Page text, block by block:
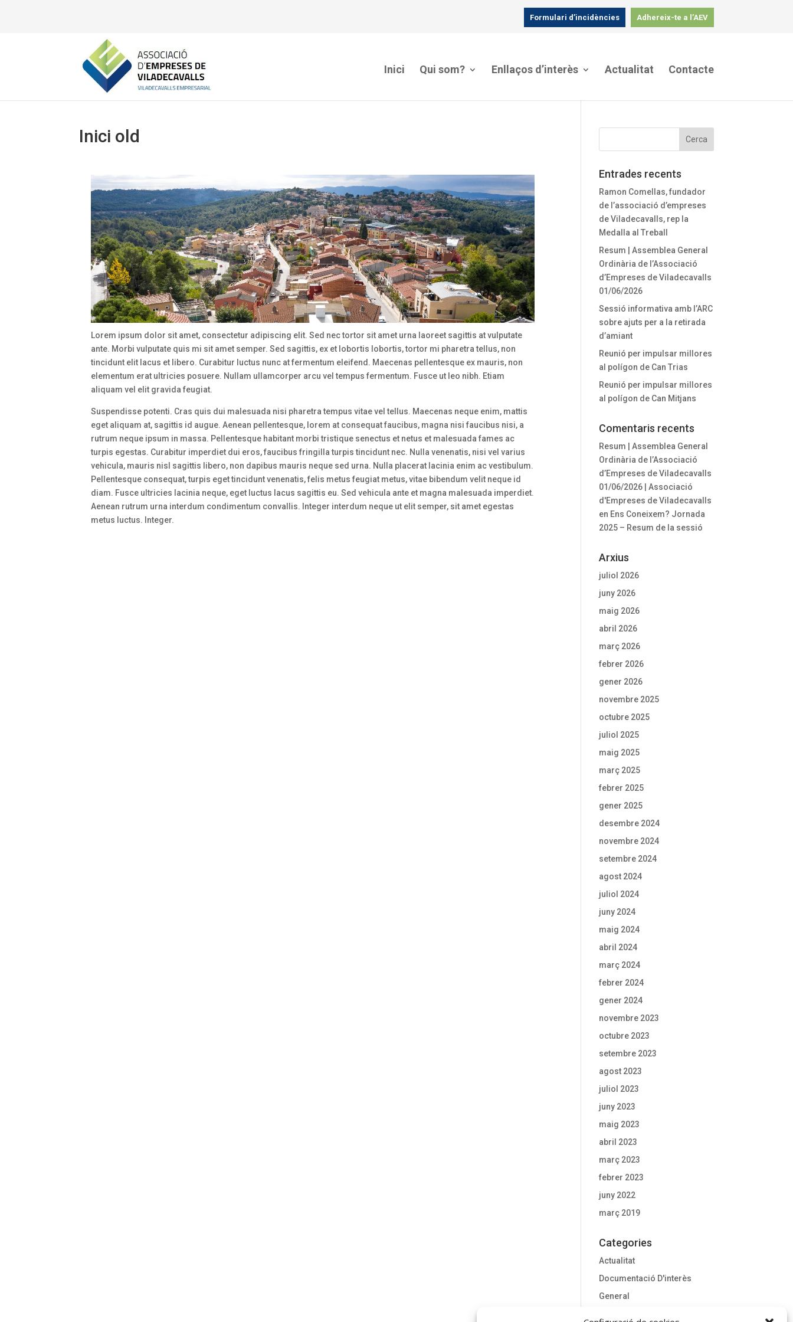
Formulari d’incidències Adhereix-te a l’AEV
Inici Qui som? Enllaços d’interès Actualitat Contacte
Inici old
Lorem ipsum dolor sit amet, consectetur adipiscing elit. Sed nec tortor sit amet urna laoreet sagittis at vulputate
ante. Morbi vulputate quis mi sit amet semper. Sed sagittis, ex et lobortis lobortis, tortor mi pharetra tellus, non
tincidunt elit lacus et libero. Curabitur luctus nunc at fermentum eleifend. Maecenas pellentesque ex mauris, non
elementum erat ultricies posuere. Nullam ullamcorper arcu vel tempus fermentum. Fusce ut leo nibh. Etiam
aliquam vel elit gravida feugiat.
Suspendisse potenti. Cras quis dui malesuada nisi pharetra tempus vitae vel tellus. Maecenas neque enim, mattis
eget aliquam at, sagittis id augue. Aenean pellentesque, lorem at consequat faucibus, magna nisi faucibus nisi, a
rutrum neque ipsum in massa. Pellentesque habitant morbi tristique senectus et netus et malesuada fames ac
turpis egestas. Curabitur imperdiet dui eros, faucibus fringilla turpis tincidunt nec. Nulla venenatis, nisi vel varius
vehicula, mauris nisl sagittis libero, non dapibus mauris neque sed urna. Nulla placerat lacinia enim ac vestibulum.
Pellentesque consequat, turpis eget tincidunt venenatis, felis metus feugiat metus, vitae bibendum velit neque id
diam. Fusce ultricies lacinia neque, eget luctus lacus sagittis eu. Sed vehicula ante et magna malesuada imperdiet.
Aenean rutrum urna interdum condimentum convallis. Integer interdum neque ut elit semper, sit amet egestas
metus luctus. Integer.
Entrades recents
Ramon Comellas, fundador
de l’associació d’empreses
de Viladecavalls, rep la
Medalla al Treball
Resum | Assemblea General
Ordinària de l’Associació
d’Empreses de Viladecavalls
01/06/2026
Sessió informativa amb l’ARC
sobre ajuts per a la retirada
d’amiant
Reunió per impulsar millores
al polígon de Can Trias
Reunió per impulsar millores
al polígon de Can Mitjans
Comentaris recents
Resum | Assemblea General
Ordinària de l’Associació
d’Empreses de Viladecavalls
01/06/2026 | Associació
d'Empreses de Viladecavalls
en Ens Coneixem? Jornada
2025 – Resum de la sessió
Arxius
juliol 2026
juny 2026
maig 2026
abril 2026
març 2026
febrer 2026
gener 2026
novembre 2025
octubre 2025
juliol 2025
maig 2025
març 2025
febrer 2025
gener 2025
desembre 2024
novembre 2024
setembre 2024
agost 2024
juliol 2024
juny 2024
maig 2024
abril 2024
març 2024
febrer 2024
gener 2024
novembre 2023
octubre 2023
setembre 2023
agost 2023
juliol 2023
juny 2023
maig 2023
abril 2023
març 2023
febrer 2023
juny 2022
març 2019
Categories
Actualitat
Documentació D'interès
General